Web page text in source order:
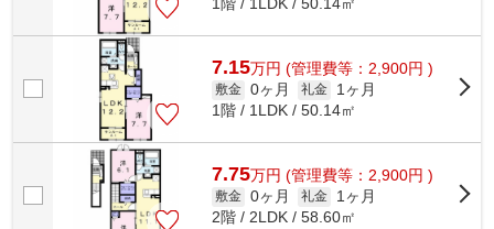
7.15万円 (管理費等：2,900円 )
敷金 0ヶ月 礼金
1ヶ月
1階 / 1LDK / 50.14㎡
7.75万円 (管理費等：2,900円 )
敷金 0ヶ月 礼金
1ヶ月
2階 / 2LDK / 58.60㎡